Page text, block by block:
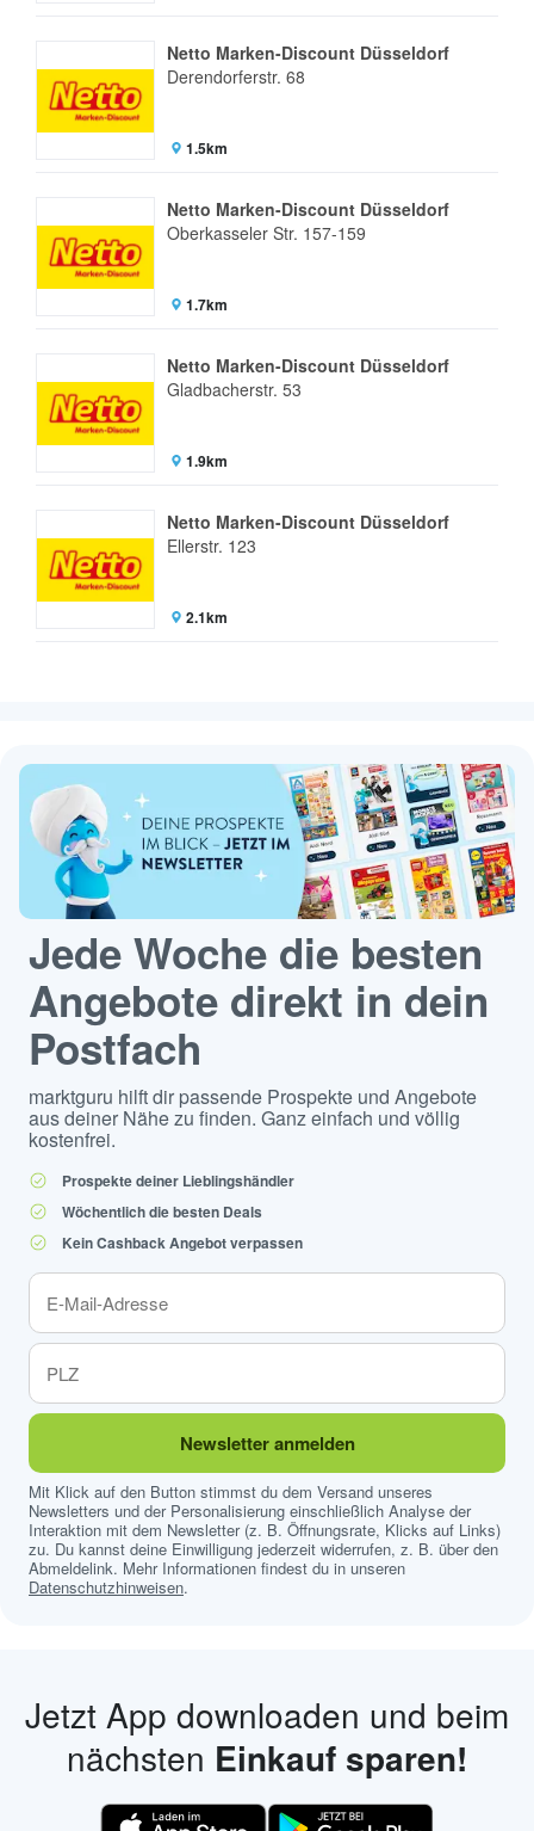
Netto Marken-Discount Düsseldorf
Derendorferstr. 68
1.5km
Netto Marken-Discount Düsseldorf
Oberkasseler Str. 157-159
1.7km
Netto Marken-Discount Düsseldorf
Gladbacherstr. 53
1.9km
Netto Marken-Discount Düsseldorf
Ellerstr. 123
2.1km
Jede Woche die besten
Angebote direkt in dein
Postfach
marktguru hilft dir passende Prospekte und Angebote
aus deiner Nähe zu finden. Ganz einfach und völlig
kostenfrei.
Prospekte deiner Lieblingshändler
Wöchentlich die besten Deals
Kein Cashback Angebot verpassen
Newsletter anmelden
Mit Klick auf den Button stimmst du dem Versand unseres
Newsletters und der Personalisierung einschließlich Analyse der
Interaktion mit dem Newsletter (z. B. Öffnungsrate, Klicks auf Links)
zu. Du kannst deine Einwilligung jederzeit widerrufen, z. B. über den
Abmeldelink. Mehr Informationen findest du in unseren
Datenschutzhinweisen.
Jetzt App downloaden und beim
nächsten Einkauf sparen!